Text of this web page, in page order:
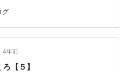
たら、再結成してたそうでびっ
ンザブロック New Kids on the
CD アルバム 【輸入盤】 価
時点)感想(0件) そ…
グ
4年前
【５】